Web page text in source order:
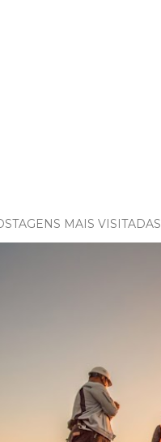
MAIS VISITADAS